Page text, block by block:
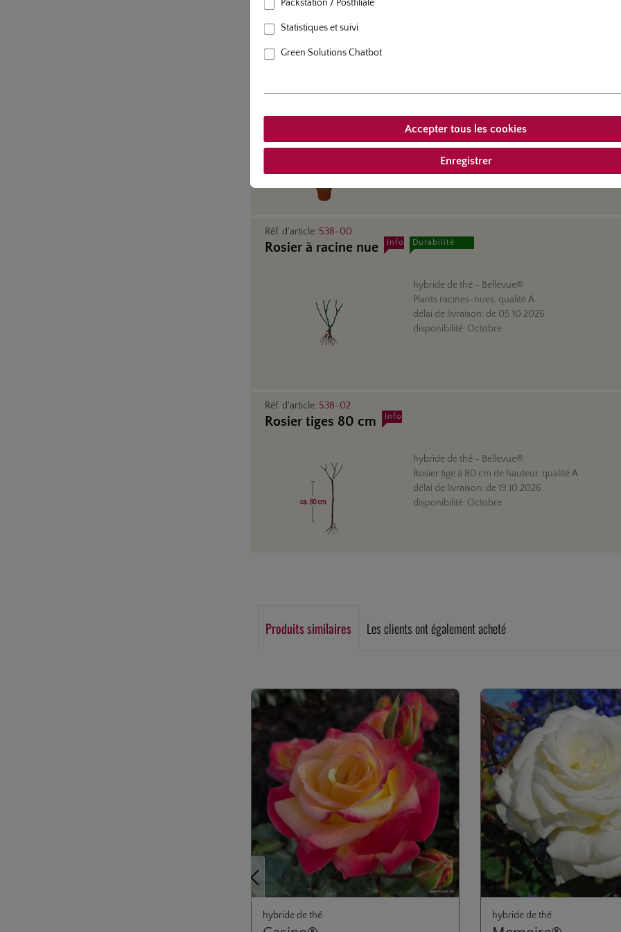
Réf. d'article:538-20
Rosier tige (80 cm) en conteneur de 7,5 litres
délai de livraison:de10.08.2026
disponibilité:
Août
Réf. d'article: 538-00
Rosier à racine nue Info Durabilité
hybride de thé - Bellevue®
Plants racines-nues, qualité A
délai de livraison: de 05.10.2026
disponibilité: Octobre
Réf. d'article: 538-02
Rosier tiges 80 cm Info
hybride de thé - Bellevue®
Rosier tige à 80 cm de hauteur, qualité A
délai de livraison: de19.10.2026
disponibilité: Octobre
Produits similaires Les clients ont également acheté
hybride de thé hybride de thé
Précédent
Packstation / Postfiliale
Statistiques et suivi
Green Solutions Chatbot
Accepter tous les cookies
Enregistrer